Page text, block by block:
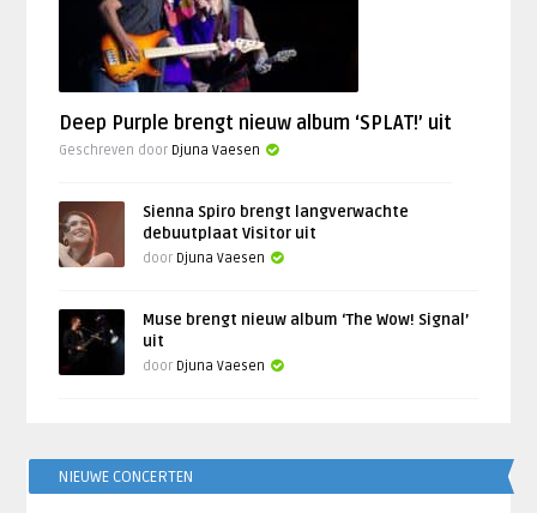
Deep Purple brengt nieuw album ‘SPLAT!’ uit
Geschreven door Djuna Vaesen
Sienna Spiro brengt langverwachte
debuutplaat Visitor uit
door Djuna Vaesen
Muse brengt nieuw album ‘The Wow! Signal’
uit
door Djuna Vaesen
NIEUWE CONCERTEN